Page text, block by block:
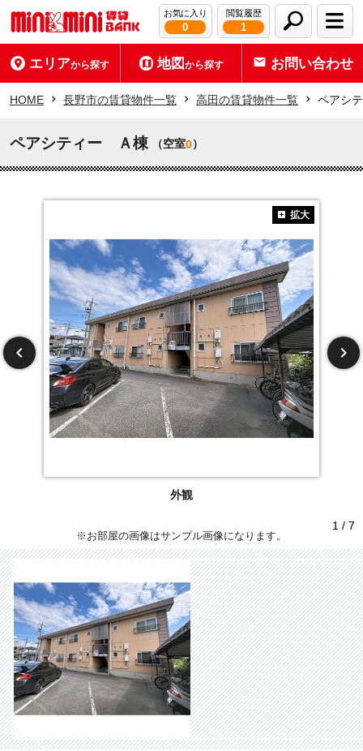
お気に入り
0
閲覧履歴
1
エリアから探す 地図から探す お問い合わせ
HOME 長野市の賃貸物件一覧 高田の賃貸物件一覧 ペアシ
ペアシティー Ａ棟 （空室0）
外観
拡大
1 / 7
※お部屋の画像はサンプル画像になります。